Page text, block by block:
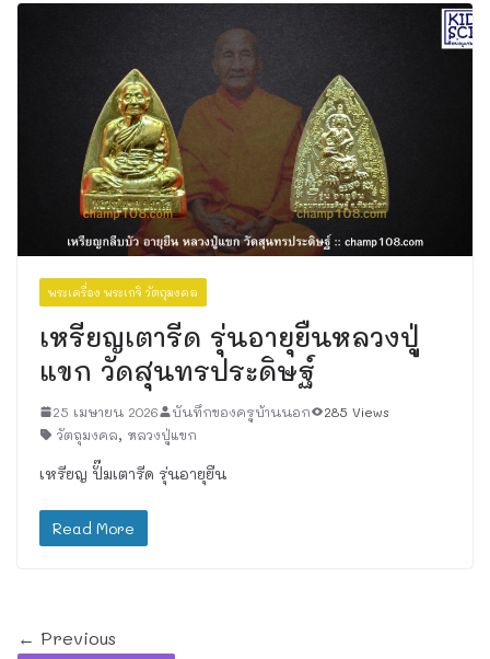
พระเครื่อง พระเกจิ วัตถุมงคล
เหรียญเตารีด รุ่นอายุยืนหลวงปู่
แขก วัดสุนทรประดิษฐ์
25 เมษายน 2026 บันทึกของครูบ้านนอก
285 Views
วัตถุมงคล, หลวงปู่แขก
เหรียญ ปั๊มเตารีด รุ่นอายุยืน
Read More
← Previous